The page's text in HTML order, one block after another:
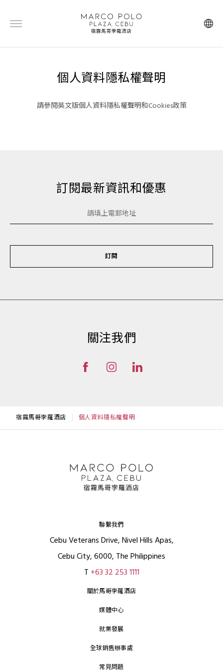
個人資料隱私權聲明
請參閱英文版個人資料隱私權聲明和Cookies政策
訂閱最新資訊和優惠
訂閱
關注我們
宿霧馬哥孛羅酒店 個人資料隱私權聲明
聯繫我們
Cebu Veterans Drive, Nivel Hills Apas,
Cebu City, 6000, The Philippines
T +63 32 253 1111
關於馬哥孛羅酒店
媒體中心
就業發展
全球銷售辦事處
常見問題